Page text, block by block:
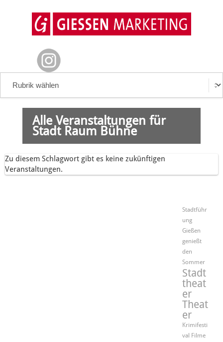
Alle Veranstaltungen für
Stadt Raum Bühne
Zu diesem Schlagwort gibt es keine zukünftigen
Veranstaltungen.
Stadtführ
ung
Gießen
genießt
den
Sommer
Stadt
theat
er
Theat
er
Krimifesti
val Filme